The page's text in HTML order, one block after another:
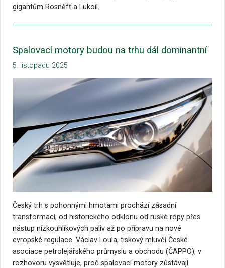
gigantům Rosněfť a Lukoil.
Spalovací motory budou na trhu dál dominantní
5. listopadu 2025
Český trh s pohonnými hmotami prochází zásadní
transformací, od historického odklonu od ruské ropy přes
nástup nízkouhlíkových paliv až po přípravu na nové
evropské regulace. Václav Loula, tiskový mluvčí České
asociace petrolejářského průmyslu a obchodu (ČAPPO), v
rozhovoru vysvětluje, proč spalovací motory zůstávají